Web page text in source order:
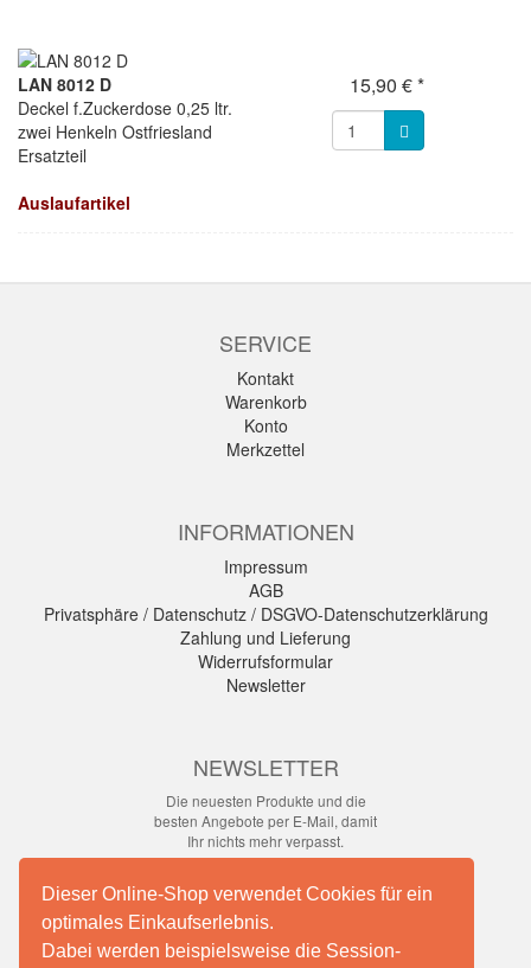
Dieser Online-Shop verwendet Cookies für ein
optimales Einkaufserlebnis.
Dabei werden beispielsweise die Session-
LAN 8012 D
Deckel f.Zuckerdose 0,25 ltr.
zwei Henkeln Ostfriesland
Ersatzteil
Auslaufartikel
15,90 € *
SERVICE
Kontakt
Warenkorb
Konto
Merkzettel
INFORMATIONEN
Impressum
AGB
Privatsphäre / Datenschutz / DSGVO-Datenschutzerklärung
Zahlung und Lieferung
Widerrufsformular
Newsletter
NEWSLETTER
Die neuesten Produkte und die
besten Angebote per E-Mail, damit
Ihr nichts mehr verpasst.
Abonnieren